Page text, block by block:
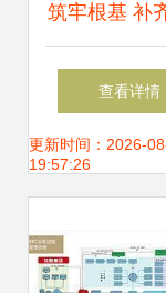
筑牢根基 补
安全信息短
展网络与信息
查看详情
更新时间：2026-
19:57:26